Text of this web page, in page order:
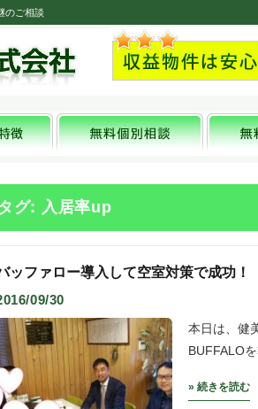
のご相談
タグ: 入居率up
ッファロー導入して空室対策で成功！
09/30
本日は、健
BUFFALO
» 続きを読む